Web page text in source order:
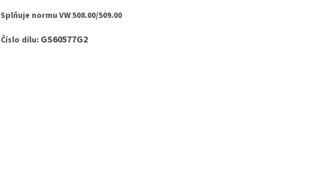
Splňuje normu VW 508.00/509.00
Číslo dílu: GS60577G2